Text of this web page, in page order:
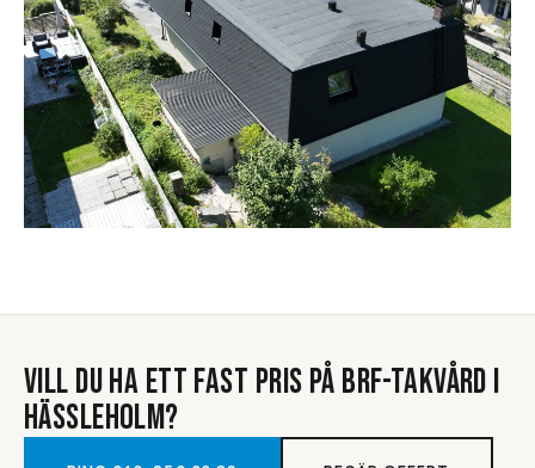
VILL DU HA ETT FAST PRIS PÅ BRF-TAKVÅRD I
HÄSSLEHOLM?